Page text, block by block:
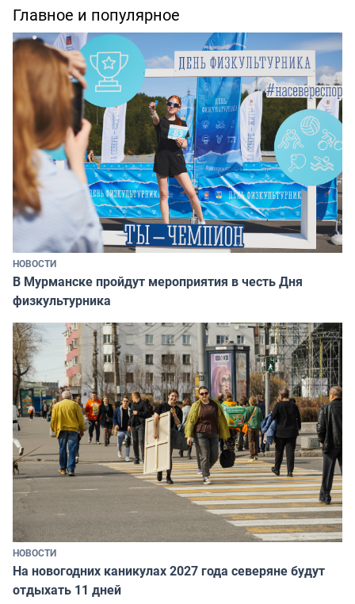
Главное и популярное
НОВОСТИ
В Мурманске пройдут мероприятия в честь Дня
физкультурника
НОВОСТИ
На новогодних каникулах 2027 года северяне будут
отдыхать 11 дней